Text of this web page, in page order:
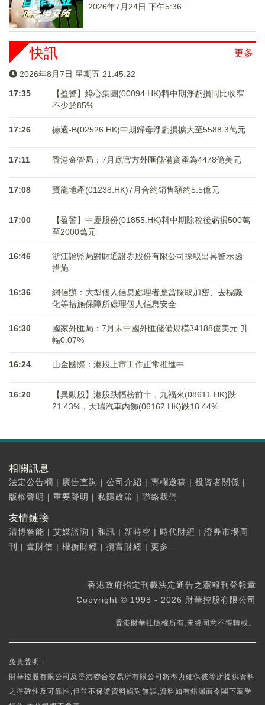
2026年7月24日 下午5:36
更多
快訊
2026年8月7日 星期五 21:45:22
17:35
【盈警】綠心集團(00094.HK)料中期淨虧損同比收窄
不少於85%
17:26 德適-B(02526.HK)中期歸母淨虧損擴大至5588.3萬元
17:11 香港金管局：7月底官方外匯儲備資產為4478億美元
17:08 寶龍地產(01238.HK)7月合約銷售額約5.5億元
17:00
【盈警】中慶股份(01855.HK)料中期除稅後虧損500萬
至2000萬元
16:46
浙江證監局對財通證券股份有限公司採取出具警示函
措施
16:36
網信辦：大型個人信息處理者應當採取加密、去標識
化等措施保障所處理個人信息安全
16:30
國家外匯局：7月末中國外匯儲備規模34188億美元 升
幅0.07%
16:24 山金國際：港股上市工作正常推進中
16:20
【異動股】港股跌幅榜前十，九福來(08611.HK)跌
21.43%，天瑞汽車内飾(06162.HK)跌18.44%
相關訊息
法定公告欄 | 廣告查詢 | 公司介紹 | 專欄邀稿 | 投資者關係 |
版權聲明 | 重要聲明 | 私隱政策 | 聯絡我們
友情鏈接
清博智能 | 艾媒諮詢 | 和訊 | 新時空 | 時代財經 | 證券市場周
刊
| 壹財信 | 權衡財經 | 攬富財經 | 更多...
香港政府指定刊載法定通告之憲報刊登報章
Copyright © 1998 - 2026 財華控股有限公司
香港財華社版權所有,未經同意不得轉載。
免責聲明：
財華控股有限公司及香港聯合交易所有限公司將盡力確保彼等所提供資料
之準確性及可靠性,但並不保證資料絕對無誤,資料如有錯漏而令閣下蒙受